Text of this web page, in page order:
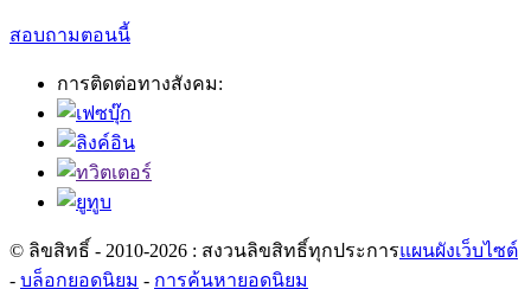
สอบถามตอนนี้
การติดต่อทางสังคม:
© ลิขสิทธิ์ - 2010-2026 : สงวนลิขสิทธิ์ทุกประการแผนผังเว็บไซต์
- บล็อกยอดนิยม - การค้นหายอดนิยม